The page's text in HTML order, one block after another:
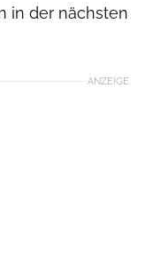
in der nächsten
ANZEIGE